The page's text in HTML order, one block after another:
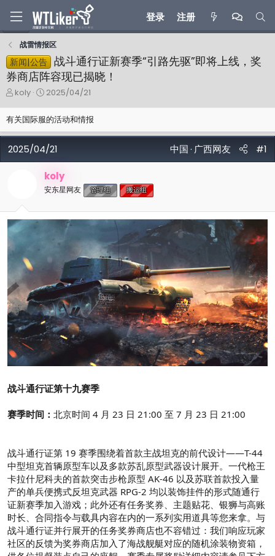
登录 注册
战雷情报区
新闻|公告 战斗通行证新赛季“引路先驱”即将上线，奖
券商店阵容现已揭晓！
主
发
起
人
koly
开
时
间
2025/04/21
有关国际服的活动和情报
2025/04/21 中国 广西网友 #1
koly
安东星网友 管理组 搬运组
战斗通行证第十九赛季
赛季时间： 北京时间 4 月 23 日 21:00 至 7 月 23 日 21:00
战斗通行证第 19 赛季围绕着首款主战坦克的前代设计——T-44
中型坦克首辆原型车以及多款苏乱原型武器设计展开。一代枪王
卡拉什尼科夫的首款突击步枪原型 AK-46 以及苏联首款投入量
产的单兵便携式反坦克武器 RPG-2 均以装饰挂件的形式随通行
证新赛季加入游戏；此外还有任务奖券、主题贴花、银狮与高账
时长、合同指令与载具内容在内的一系列实用道具等您来拿。与
战斗通行证并行展开的任务奖券商店也不容错过：我们响应玩家
社区的反馈为奖券商店加入了海战舰艇对应的随机涂装物资箱，